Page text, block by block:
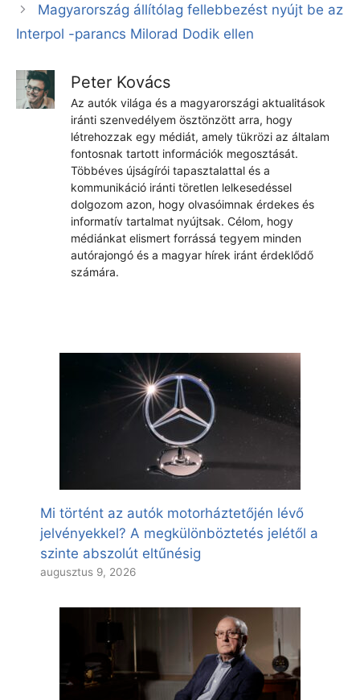
Magyarország állítólag fellebbezést nyújt be az
Interpol -parancs Milorad Dodik ellen
Peter Kovács
Az autók világa és a magyarországi aktualitások
iránti szenvedélyem ösztönzött arra, hogy
létrehozzak egy médiát, amely tükrözi az általam
fontosnak tartott információk megosztását.
Többéves újságírói tapasztalattal és a
kommunikáció iránti töretlen lelkesedéssel
dolgozom azon, hogy olvasóimnak érdekes és
informatív tartalmat nyújtsak. Célom, hogy
médiánkat elismert forrássá tegyem minden
autórajongó és a magyar hírek iránt érdeklődő
számára.
Mi történt az autók motorháztetőjén lévő
jelvényekkel? A megkülönböztetés jelétől a
szinte abszolút eltűnésig
augusztus 9, 2026